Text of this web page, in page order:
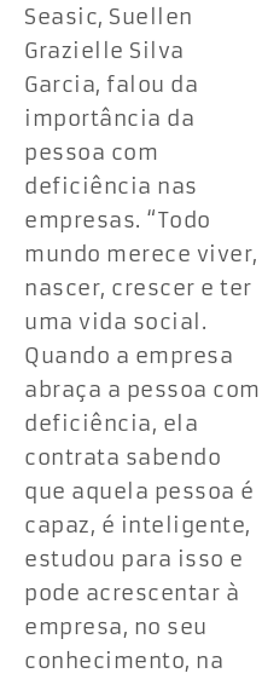
Seasic, Suellen
Grazielle Silva
Garcia, falou da
importância da
pessoa com
deficiência nas
empresas. “Todo
mundo merece viver,
nascer, crescer e ter
uma vida social.
Quando a empresa
abraça a pessoa com
deficiência, ela
contrata sabendo
que aquela pessoa é
capaz, é inteligente,
estudou para isso e
pode acrescentar à
empresa, no seu
conhecimento, na